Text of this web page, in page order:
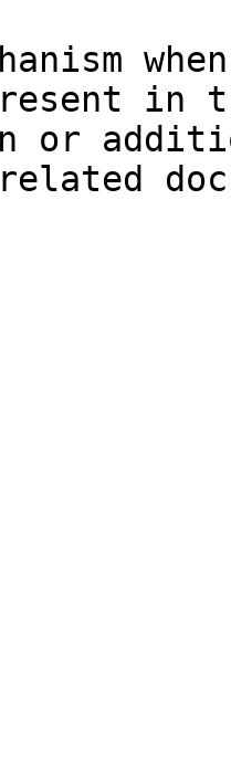
in
or